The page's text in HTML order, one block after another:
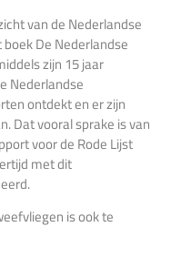
van de Nederlandse
De Nederlandse
zijn 15 jaar
Nederlandse
ontdekt en er zijn
Dat vooral sprake is van
voor de Rode Lijst
met dit
is ook te